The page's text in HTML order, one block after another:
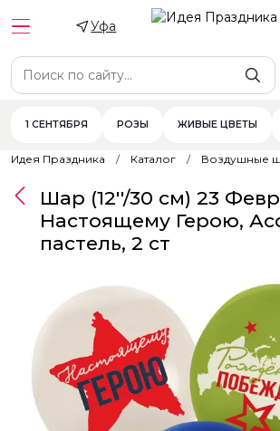
Уфа
1 СЕНТЯБРЯ РОЗЫ ЖИВЫЕ ЦВЕТЫ
Идея Праздника Каталог Воздушные
Шар (12''/30 см) 23
Настоящему Герою,
пастель, 2 ст